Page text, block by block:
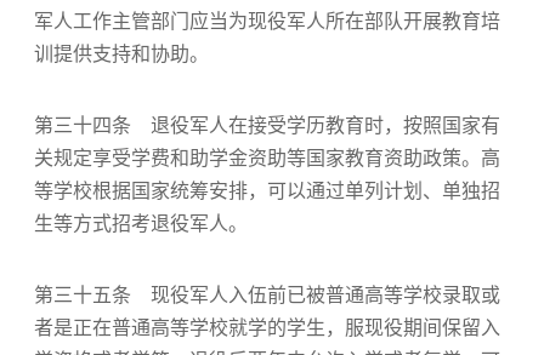
军人工作主管部门应当为现役军人所在部队开展教育培
训提供支持和协助。
第三十四条 退役军人在接受学历教育时，按照国家有
关规定享受学费和助学金资助等国家教育资助政策。高
等学校根据国家统筹安排，可以通过单列计划、单独招
生等方式招考退役军人。
第三十五条 现役军人入伍前已被普通高等学校录取或
者是正在普通高等学校就学的学生，服现役期间保留入